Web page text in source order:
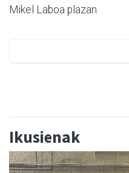
Mikel Laboa plazan.
Ikusienak